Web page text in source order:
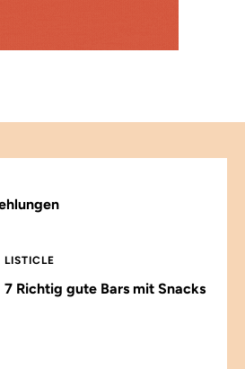
LISTICLE
7 Richtig gute Bars mit Snacks